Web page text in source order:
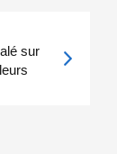
sur